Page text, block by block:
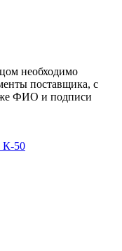
необходимо
поставщика, с
ФИО и подписи
К-50